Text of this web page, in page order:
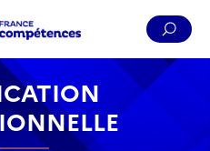
Menu Pied de page